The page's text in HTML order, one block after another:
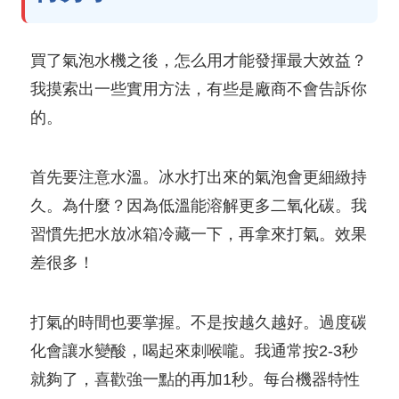
買了氣泡水機之後，怎么用才能發揮最大效益？
我摸索出一些實用方法，有些是廠商不會告訴你
的。
首先要注意水溫。冰水打出來的氣泡會更細緻持
久。為什麼？因為低溫能溶解更多二氧化碳。我
習慣先把水放冰箱冷藏一下，再拿來打氣。效果
差很多！
打氣的時間也要掌握。不是按越久越好。過度碳
化會讓水變酸，喝起來刺喉嚨。我通常按2-3秒
就夠了，喜歡強一點的再加1秒。每台機器特性